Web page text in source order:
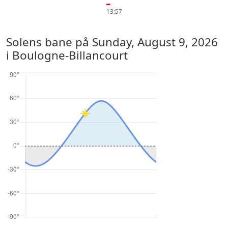
━
13:57
Solens bane på Sunday, August 9, 2026
i Boulogne-Billancourt